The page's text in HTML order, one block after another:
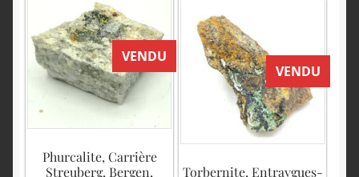
VENDU
Phurcalite, Carrière
Streuberg, Bergen,
VENDU
Torbernite, Entraygues-